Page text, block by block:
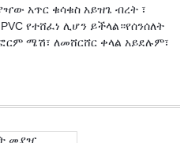
አጥር ቁሳቁስ አይዝጌ ብረት ፣
የተሸፈነ ሊሆን ይችላል።የሰንሰለት
ሜሽ፣ ለመሸርሸር ቀላል አይደሉም፣